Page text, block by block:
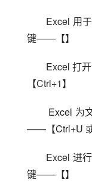
Excel 用
键——【】
Excel 打
【Ctrl+1】
——【Ctrl+U 或
Excel 进
键——【】